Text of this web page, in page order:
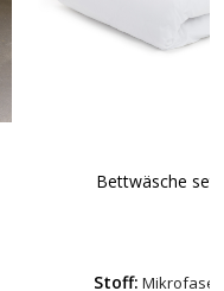
Bettwäsche set
Stoff: